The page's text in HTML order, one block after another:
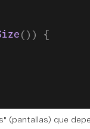
()) {
(pantallas) que